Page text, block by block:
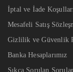
İptal ve İade
Mesafeli Satış
Gizlilik ve Güvenlik
Banka Hesaplarımız
Sıkça Sorulan Sorular